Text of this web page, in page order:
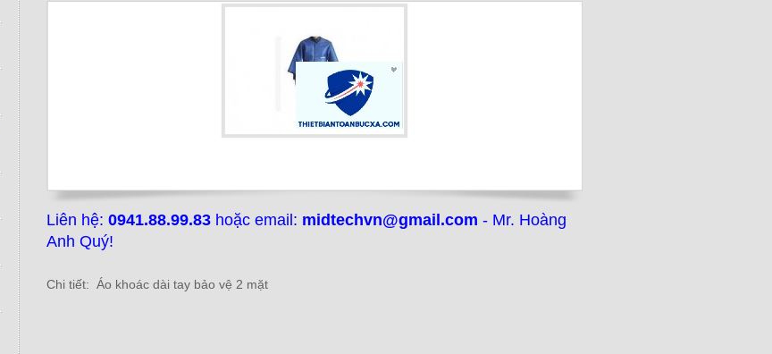
Liên hệ: 0941.88.99.83 hoặc email: midtechvn@gmail.com - Mr. Hoàng
Anh Quý!
Chi tiết: Áo khoác dài tay bảo vệ 2 mặt